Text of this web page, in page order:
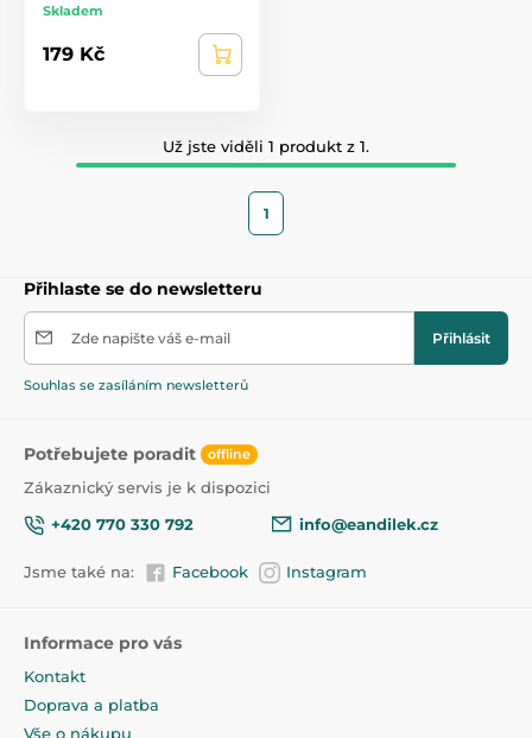
Skladem
179 Kč
Už jste viděli 1 produkt z 1.
1
Přihlaste se do newsletteru
Zde napište váš e-mail Přihlásit
Souhlas se zasíláním newsletterů
Potřebujete poradit offline
Zákaznický servis je k dispozici
+420 770 330 792
info@eandilek.cz
Jsme také na: Facebook Instagram
Informace pro vás
Kontakt
Doprava a platba
Vše o nákupu